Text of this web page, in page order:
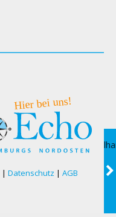
| Datenschutz | AGB